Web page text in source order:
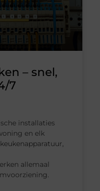
– snel,
7
installaties
en elk
allemaal